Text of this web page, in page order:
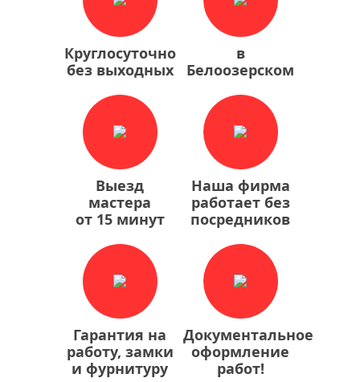
Круглосуточно
без выходных
в
Белоозерском
Выезд
мастера
от 15 минут
Наша фирма
работает без
посредников
Гарантия на
работу, замки
и фурнитуру
Документальное
оформление
работ!